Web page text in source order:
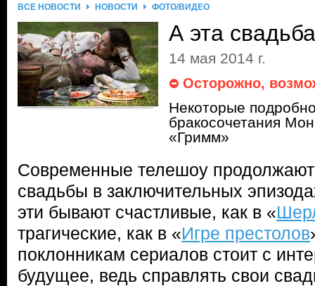
ВСЕ НОВОСТИ НОВОСТИ ФОТО/ВИДЕО
А эта
14 мая 2014 г.
Осторожно,
Некоторые
бракосочетания
«Гримм»
Современные телешоу
свадьбы в заключительных
эти бывают счастливые, как в «
трагические, как в «Игре престолов
поклонникам сериалов стоит с
будущее, ведь справлять свои